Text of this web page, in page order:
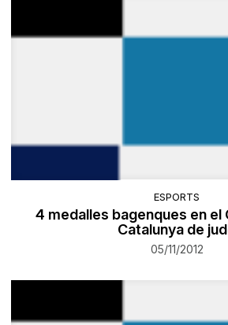
ESPORTS
4 medalles bagenques en el
Catalunya de
05/11/2012